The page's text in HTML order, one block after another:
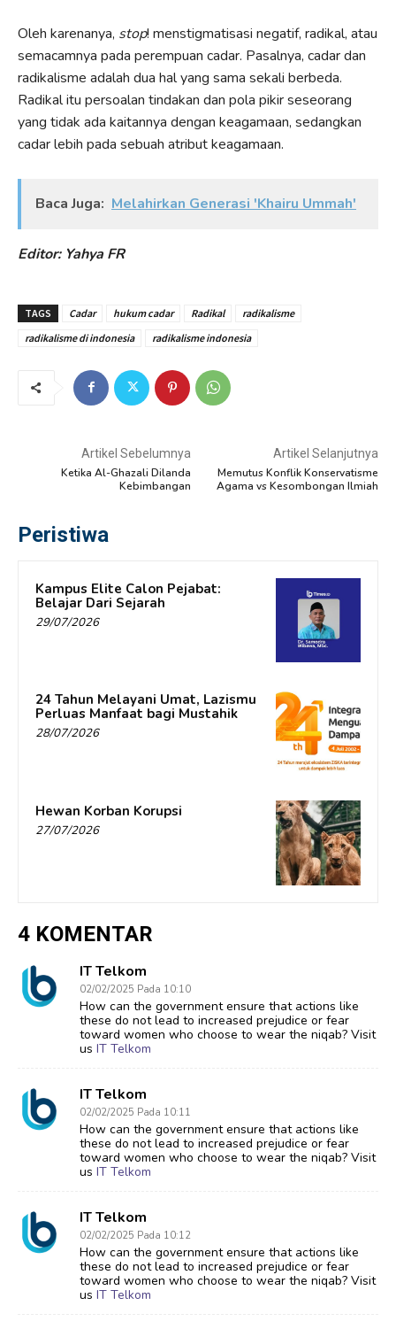
Oleh karenanya, stop! menstigmatisasi negatif, radikal, atau
semacamnya pada perempuan cadar. Pasalnya, cadar dan
radikalisme adalah dua hal yang sama sekali berbeda.
Radikal itu persoalan tindakan dan pola pikir seseorang
yang tidak ada kaitannya dengan keagamaan, sedangkan
cadar lebih pada sebuah atribut keagamaan.
Baca Juga: Melahirkan Generasi 'Khairu Ummah'
Editor: Yahya FR
TAGS Cadar hukum cadar Radikal
radikalisme
radikalisme di indonesia
radikalisme indonesia
Artikel Sebelumnya
Ketika Al-Ghazali Dilanda
Kebimbangan
Artikel Selanjutnya
Memutus Konflik Konservatisme
Agama vs Kesombongan Ilmiah
Peristiwa
Kampus Elite Calon Pejabat:
Belajar Dari Sejarah
29/07/2026
24 Tahun Melayani Umat, Lazismu
Perluas Manfaat bagi Mustahik
28/07/2026
Hewan Korban Korupsi
27/07/2026
4 KOMENTAR
IT Telkom
02/02/2025 Pada 10:10
How can the government ensure that actions like
these do not lead to increased prejudice or fear
toward women who choose to wear the niqab? Visit
us IT Telkom
IT Telkom
02/02/2025 Pada 10:11
How can the government ensure that actions like
these do not lead to increased prejudice or fear
toward women who choose to wear the niqab? Visit
us IT Telkom
IT Telkom
02/02/2025 Pada 10:12
How can the government ensure that actions like
these do not lead to increased prejudice or fear
toward women who choose to wear the niqab? Visit
us IT Telkom